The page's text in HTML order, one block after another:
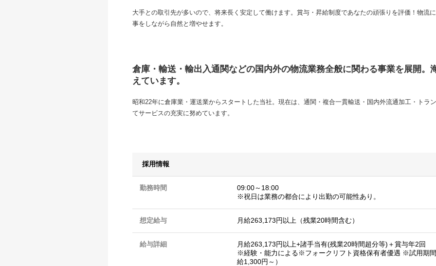
大手との取引先が多いので、将来長く安定して働けます。賞与・昇給制度であなたの頑張りを評価！物流
事をしながら自然と増やせます。
倉庫・輸送・輸出入通関などの国内外の物流業務全般に関わる事業を展開。
えています。
昭和22年に倉庫業・運送業からスタートした当社。現在は、通関・複合一貫輸送・国内外流通加工・トラ
てサービスの充実に努めています。
採用情報
勤務時間
09:00～18:00
※祝日は業務の都合により出勤の可能性あり。
想定給与 月給263,173円以上（残業20時間含む）
給与詳細
月給263,173円以上+諸手当有(残業20時間超分等)＋賞与年2回
※経験・能力による※フォークリフト資格保有者優遇 ※試用期
給1,300円～）